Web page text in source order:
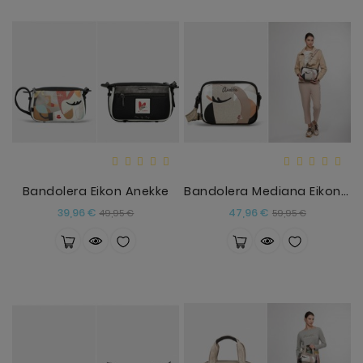
Bandolera Eikon Anekke
39,96 € Precio
49,95 €Precio
Bandolera Mediana Eikon Anekke SPC
47,96 € Precio
59,95 €Precio